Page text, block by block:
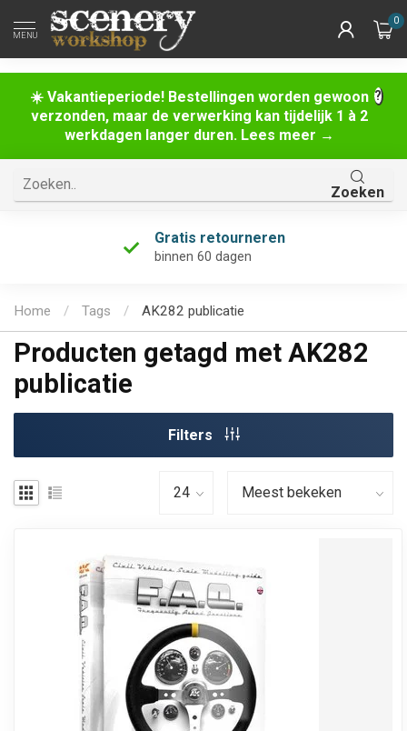
☀️ Vakantieperiode! Bestellingen worden gewoon
verzonden, maar de verwerking kan tijdelijk 1 à 2
werkdagen langer duren. Lees meer →
MENU
0
Zoeken
Gratis retourneren
binnen 60 dagen
Home / Tags / AK282 publicatie
Producten getagd met AK282
publicatie
Filters